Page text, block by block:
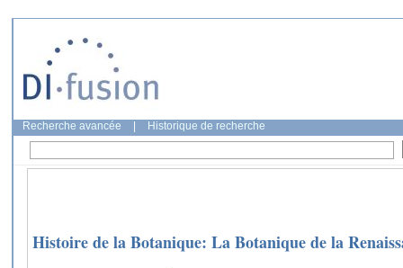
Recherche avancée Historique de recherche
Histoire de la Botanique: La Botanique de la